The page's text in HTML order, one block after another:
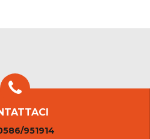
951914